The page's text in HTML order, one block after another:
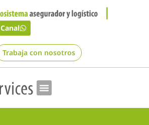
Canal
Trabaja con nosotros